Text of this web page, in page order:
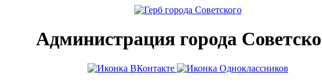
Администрация города